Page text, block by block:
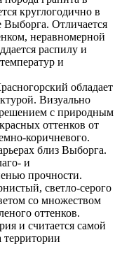
круглогодично в
Выборга. Отличается
неравномерной
распилу и
и
обладает
Визуально
с природным
оттенков от
коричневого.
близ Выборга.
и
прочности.
светло-серого
со множеством
оттенков.
и считается самой